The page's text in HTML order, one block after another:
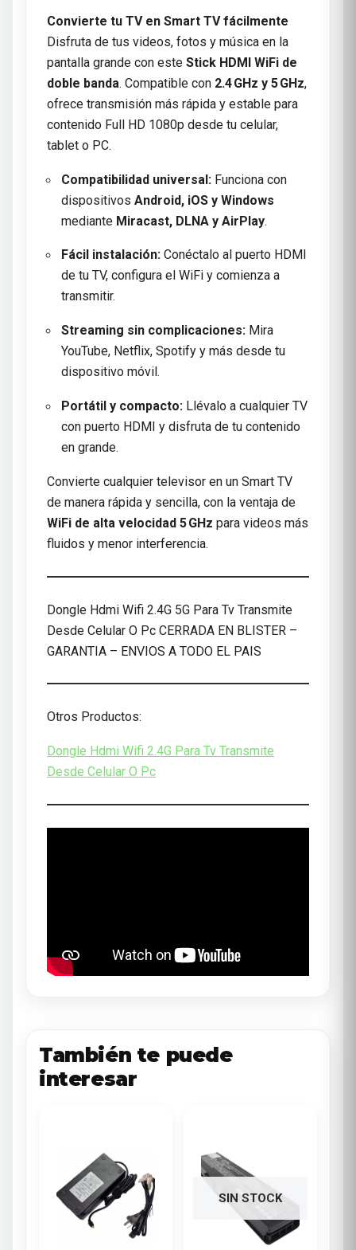
Convierte tu TV en Smart TV fácilmente
Disfruta de tus videos, fotos y música en la
pantalla grande con este Stick HDMI WiFi de
doble banda. Compatible con 2.4 GHz y 5 GHz,
ofrece transmisión más rápida y estable para
contenido Full HD 1080p desde tu celular,
tablet o PC.
Compatibilidad universal:Funciona con
dispositivos Android, iOS y Windows
mediante Miracast, DLNA y AirPlay.
Fácil instalación:Conéctalo al puerto HDMI
de tu TV, configura el WiFi y comienza a
transmitir.
Streaming sin complicaciones:Mira
YouTube, Netflix, Spotify y más desde tu
dispositivo móvil.
Portátil y compacto:Llévalo a cualquier TV
con puerto HDMI y disfruta de tu contenido
en grande.
Convierte cualquier televisor en un Smart TV
de manera rápida y sencilla, con la ventaja de
WiFi de alta velocidad 5 GHz para videos más
fluidos y menor interferencia.
Dongle Hdmi Wifi 2.4G 5G Para Tv Transmite
Desde Celular O Pc CERRADA EN BLISTER –
GARANTIA – ENVIOS A TODO EL PAIS
Otros Productos:
Dongle Hdmi Wifi 2.4G Para Tv Transmite
Desde Celular O Pc
También te puede
interesar
SIN STOCK